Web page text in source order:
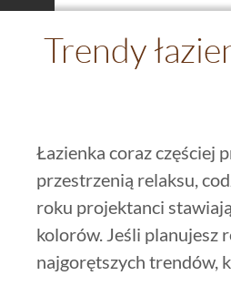
Trendy
Łazienka coraz częściej
przestrzenią relaksu,
roku projektanci
kolorów. Jeśli planujesz
najgorętszych trendów,